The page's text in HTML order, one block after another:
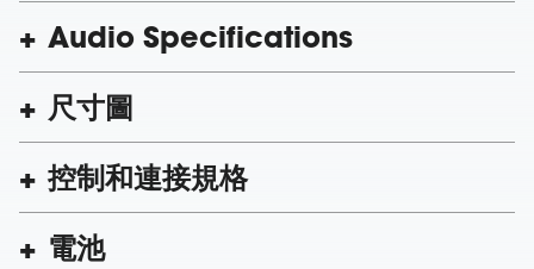
Audio Specifications
尺寸圖
控制和連接規格
電池